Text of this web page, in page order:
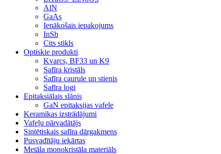
AlN
GaAs
Ienākošais iepakojums
InSb
Cits stikls
Optiskie produkti
Kvarcs, BF33 un K9
Safīra kristāls
Safīra caurule un stienis
Safīra logi
Epitaksiālais slānis
GaN epitaksijas vafele
Keramikas izstrādājumi
Vafeļu pārvadātājs
Sintētiskais safīra dārgakmens
Pusvadītāju iekārtas
Metāla monokristāla materiāls